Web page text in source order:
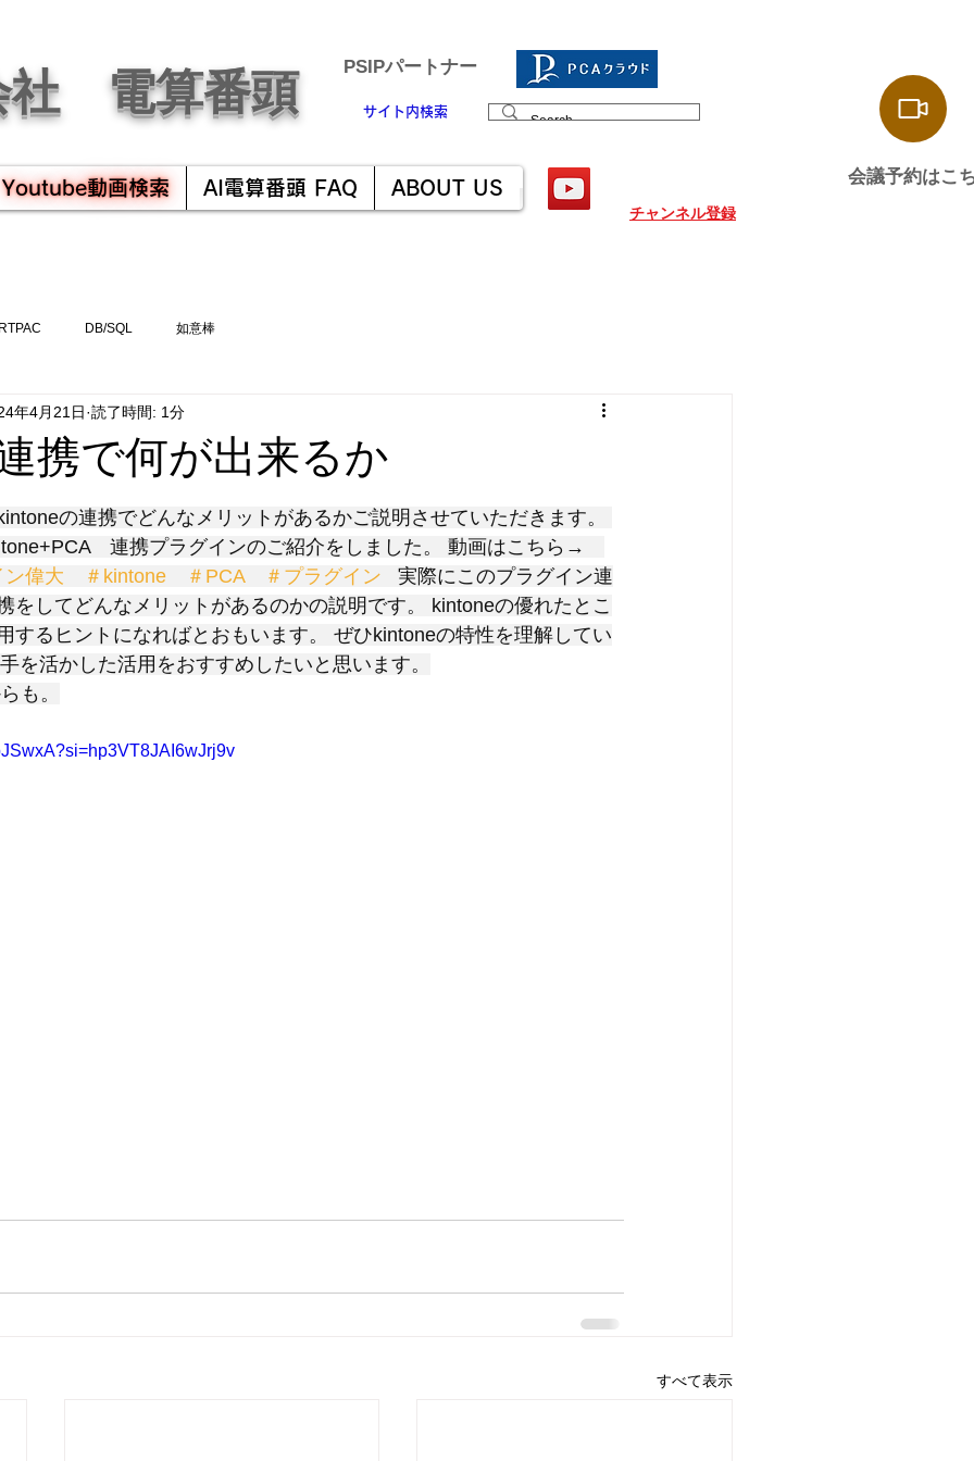
社 電算番頭 ​PSIPパートナー
サイト内検索
Youtube動画検索 AI電算番頭 FAQ ABOUT US
チャンネル登録
会議予約はこ
DB/SQL 如意棒
携で何が出来るか
年4月21日 読了時間: 1分
の連携でどんなメリットがあるかご説明させていただきます。
　連携プラグインのご紹介をしました。 動画はこちら→
偉大　＃kintone　＃PCA　＃プラグイン
実際にこのプラグイン連
をしてどんなメリットがあるのかの説明です。 kintoneの優れたとこ
するヒントになればとおもいます。 ぜひkintoneの特性を理解してい
を活かした活用をおすすめしたいと思います。
も。
すべて表示